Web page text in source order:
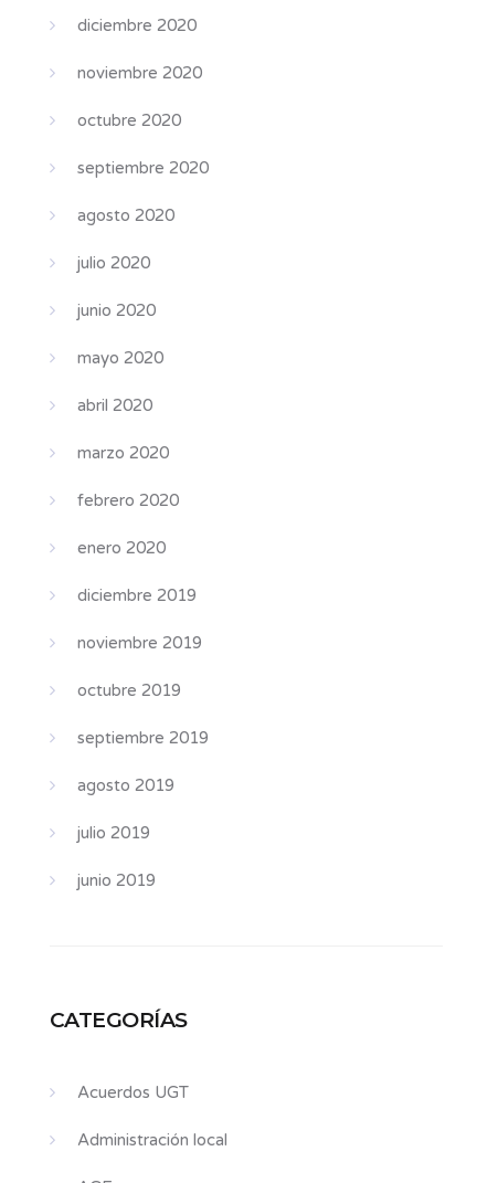
diciembre 2020
noviembre 2020
octubre 2020
septiembre 2020
agosto 2020
julio 2020
junio 2020
mayo 2020
abril 2020
marzo 2020
febrero 2020
enero 2020
diciembre 2019
noviembre 2019
octubre 2019
septiembre 2019
agosto 2019
julio 2019
junio 2019
CATEGORÍAS
Acuerdos UGT
Administración local